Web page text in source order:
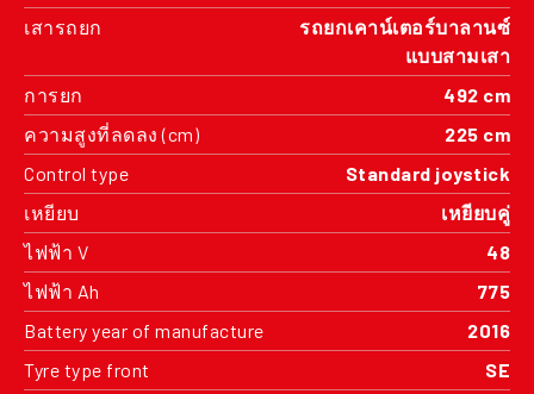
เสารถยก
รถยกเคาน์เตอร์บาลานซ์
แบบสามเสา
การยก
492 cm
ความสูงที่ลดลง (cm)
225 cm
Control type
Standard joystick
เหยียบ
เหยียบคู่
ไฟฟ้า V
48
ไฟฟ้า Ah
775
Battery year of manufacture
2016
Tyre type front
SE